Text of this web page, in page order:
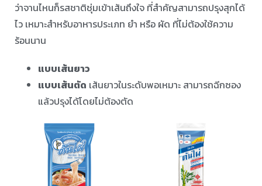
ว่าจานไหนก็รสชาติชุ่มเข้าเส้นถึงใจ ที่สำคัญสามารถปรุงสุกได้
ไว เหมาะสำหรับอาหารประเภท ยำ หรือ ผัด ที่ไม่ต้องใช้ความ
ร้อนนาน ⠀ ⠀
แบบเส้นยาว
แบบเส้นตัด เส้นยาวในระดับพอเหมาะ สามารถฉีกซอง
แล้วปรุงได้โดยไม่ต้องตัด